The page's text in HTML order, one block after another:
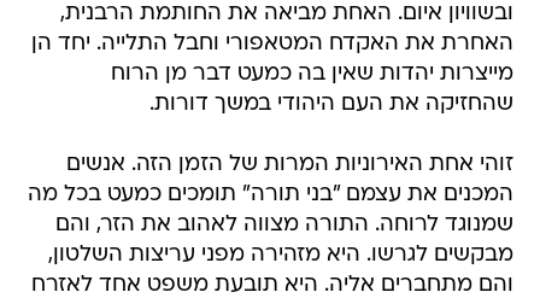
ובשוויון איום. האחת מביאה את החותמת הרבנית,
האחרת את האקדח המטאפורי וחבל התלייה. יחד הן
מייצרות יהדות שאין בה כמעט דבר מן הרוח
שהחזיקה את העם היהודי במשך דורות.
זוהי אחת האירוניות המרות של הזמן הזה. אנשים
המכנים את עצמם "בני תורה" תומכים כמעט בכל מה
שמנוגד לרוחה. התורה מצווה לאהוב את הזר, והם
מבקשים לגרשו. היא מזהירה מפני עריצות השלטון,
והם מתחברים אליה. היא תובעת משפט אחד לאזרח